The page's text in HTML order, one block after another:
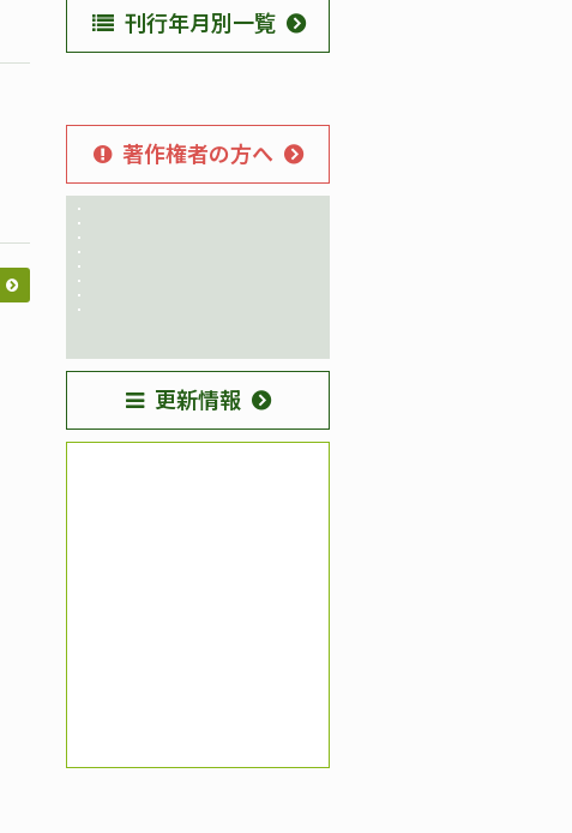
刊行年月別一覧
著作権者の方へ
更新情報